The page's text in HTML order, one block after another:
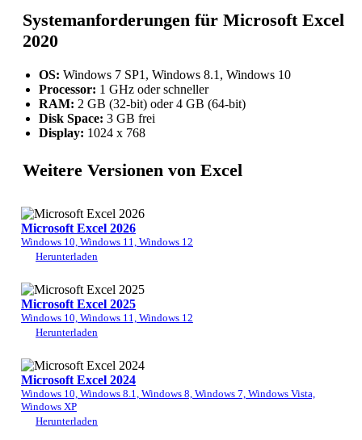
Systemanforderungen für Microsoft Excel
2020
OS: Windows 7 SP1, Windows 8.1, Windows 10
Processor: 1 GHz oder schneller
RAM: 2 GB (32-bit) oder 4 GB (64-bit)
Disk Space: 3 GB frei
Display: 1024 x 768
Weitere Versionen von Excel
Microsoft Excel 2026
Windows 10, Windows 11, Windows 12
Herunterladen
Microsoft Excel 2025
Windows 10, Windows 11, Windows 12
Herunterladen
Microsoft Excel 2024
Windows 10, Windows 8.1, Windows 8, Windows 7, Windows Vista,
Windows XP
Herunterladen